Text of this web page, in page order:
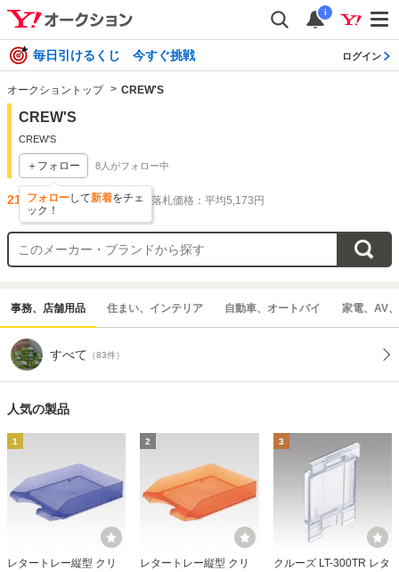
i
毎日引けるくじ 今すぐ挑戦 ログイン
オークショントップ CREW'S
CREW'S
CREW'S
＋フォロー
フォローして新着をチェ
ック！
8 人がフォロー中
215件出品されています 落札価格：平均5,173円
事務、店舗用品 住まい、インテリア 自動車、オートバイ 家電、AV
すべて （83件）
人気の製品
1
レタートレー縦型 クリ
2
レタートレー縦型 クリ
3
クルーズ LT-300TR レタ